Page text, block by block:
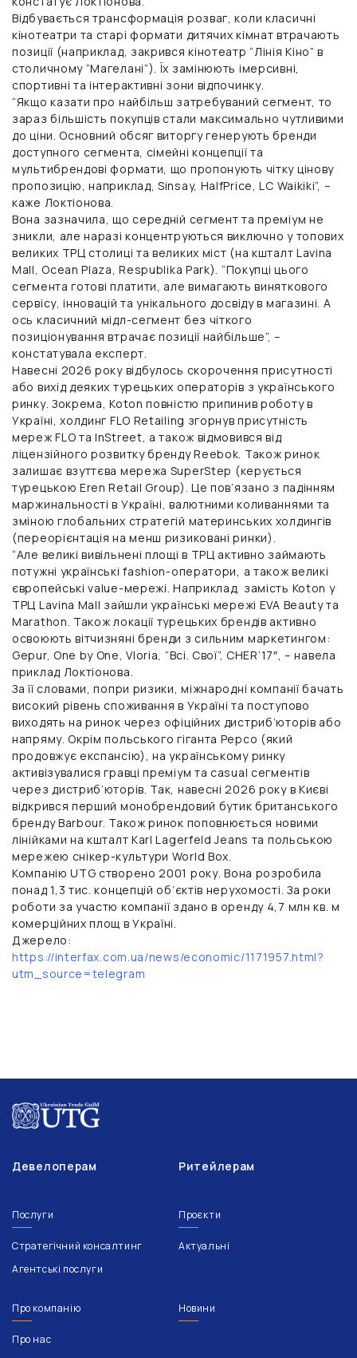
Відбувається трансформація розваг, коли класичні
кінотеатри та старі формати дитячих кімнат втрачають
позиції (наприклад, закрився кінотеатр “Лінія Кіно” в
столичному “Магелані”). Їх замінюють імерсивні,
спортивні та інтерактивні зони відпочинку.
“Якщо казати про найбільш затребуваний сегмент, то
зараз більшість покупців стали максимально чутливими
до ціни. Основний обсяг виторгу генерують бренди
доступного сегмента, сімейні концепції та
мультибрендові формати, що пропонують чітку цінову
пропозицію, наприклад, Sinsay, HalfPrice, LC Waikiki”, –
каже Локтіонова.
Вона зазначила, що середній сегмент та преміум не
зникли, але наразі концентруються виключно у топових
великих ТРЦ столиці та великих міст (на кшталт Lavina
Mall, Ocean Plaza, Respublika Park). “Покупці цього
сегмента готові платити, але вимагають виняткового
сервісу, інновацій та унікального досвіду в магазині. А
ось класичний мідл-сегмент без чіткого
позиціонування втрачає позиції найбільше”, –
констатувала експерт.
Навесні 2026 року відбулось скорочення присутності
або вихід деяких турецьких операторів з українського
ринку. Зокрема, Koton повністю припинив роботу в
Україні, холдинг FLO Retailing згорнув присутність
мереж FLO та InStreet, а також відмовився від
ліцензійного розвитку бренду Reebok. Також ринок
залишає взуттєва мережа SuperStep (керується
турецькою Eren Retail Group). Це пов’язано з падінням
маржинальності в Україні, валютними коливаннями та
зміною глобальних стратегій материнських холдингів
(переорієнтація на менш ризиковані ринки).
“Але великі вивільнені площі в ТРЦ активно займають
потужні українські fashion-оператори, а також великі
європейські value-мережі. Наприклад, замість Koton у
ТРЦ Lavina Mall зайшли українські мережі EVA Beauty та
Marathon. Також локації турецьких брендів активно
освоюють вітчизняні бренди з сильним маркетингом:
Gepur, One by One, Vloria, “Всі. Свої”, CHER’17″, – навела
приклад Локтіонова.
За її словами, попри ризики, міжнародні компанії бачать
високий рівень споживання в Україні та поступово
виходять на ринок через офіційних дистриб’юторів або
напряму. Окрім польського гіганта Pepco (який
продовжує експансію), на українському ринку
активізувалися гравці преміум та casual сегментів
через дистриб’юторів. Так, навесні 2026 року в Києві
відкрився перший монобрендовий бутик британського
бренду Barbour. Також ринок поповнюється новими
лінійками на кшталт Karl Lagerfeld Jeans та польською
мережею снікер-культури World Box.
Компанію UTG створено 2001 року. Вона розробила
понад 1,3 тис. концепцій об’єктів нерухомості. За роки
роботи за участю компанії здано в оренду 4,7 млн кв. м
комерційних площ в Україні.
Джерело:
https://interfax.com.ua/news/economic/1171957.html?
utm_source=telegram
Девелоперам Ритейлерам
Послуги
Стратегічний консалтинг
Агентські послуги
Проєкти
Актуальні
Про компанію
Про нас
Новини